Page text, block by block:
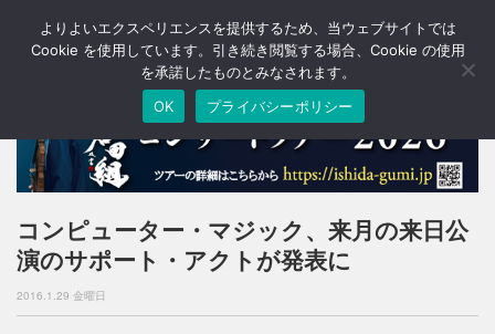
T
o
a
v
i
g
o
コンピューター・マジック、来月の来日公
演のサポート・アクトが発表に
2016.1.29 金曜日
よりよいエクスペリエンスを提供するため、当ウェブサイトでは
Cookie を使用しています。引き続き閲覧する場合、Cookie の使用
を承諾したものとみなされます。
OK
プライバシーポリシー